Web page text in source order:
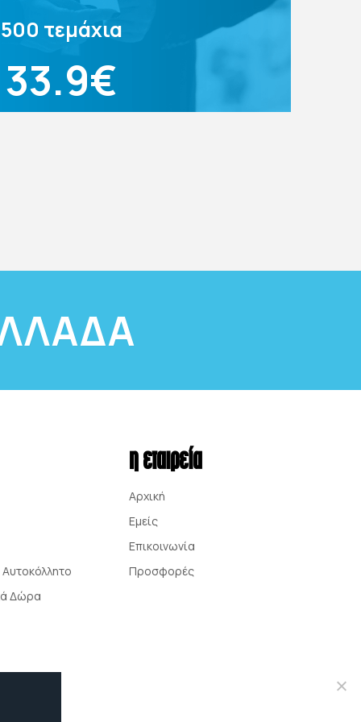
500 τεμάχια
33.9€
Δώρα
η εταιρεία
Αρχική
Εμείς
Επικοινωνία
Προσφορές